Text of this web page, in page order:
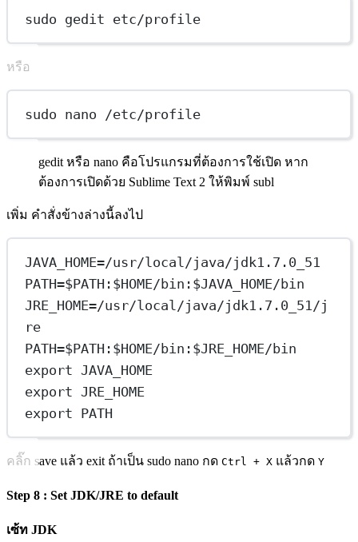
sudo gedit etc/profile
หรือ
sudo nano /etc/profile
gedit หรือ nano คือโปรแกรมที่ต้องการใช้เปิด หาก
ต้องการเปิดด้วย Sublime Text 2 ให้พิมพ์ subl
เพิ่ม คำสั่งข้างล่างนี้ลงไป
JAVA_HOME=/usr/local/java/jdk1.7.0_51
PATH=$PATH:$HOME/bin:$JAVA_HOME/bin
JRE_HOME=/usr/local/java/jdk1.7.0_51/j
re
PATH=$PATH:$HOME/bin:$JRE_HOME/bin
export JAVA_HOME
export JRE_HOME
export PATH
คลิ๊ก save แล้ว exit ถ้าเป็น sudo nano กด Ctrl + X แล้วกด Y
Step 8 : Set JDK/JRE to default
เซ้ท JDK